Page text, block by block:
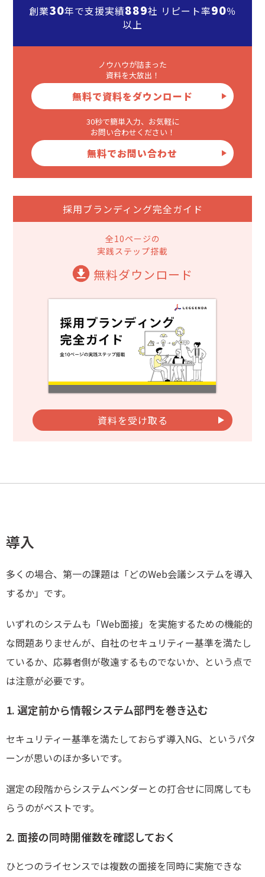
創業30年で支援実績889社 リピート率90％
以上
ノウハウが詰まった
資料を大放出！
無料で資料をダウンロード
30秒で簡単入力、お気軽に
お問い合わせください！
無料でお問い合わせ
採用ブランディング完全ガイド
全10ページの
実践ステップ搭載
無料ダウンロード
資料を受け取る
導入
多くの場合、第一の課題は「どのWeb会議システムを導入
するか」です。
いずれのシステムも「Web面接」を実施するための機能的
な問題ありませんが、自社のセキュリティー基準を満たし
ているか、応募者側が敬遠するものでないか、という点で
は注意が必要です。
1. 選定前から情報システム部門を巻き込む
セキュリティー基準を満たしておらず導入NG、というパタ
ーンが思いのほか多いです。
選定の段階からシステムベンダーとの打合せに同席しても
らうのがベストです。
2. 面接の同時開催数を確認しておく
ひとつのライセンスでは複数の面接を同時に実施できな